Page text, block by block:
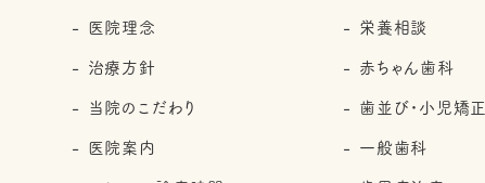
医院理念
治療方針
当院のこだわり
医院案内
栄養相談
赤ちゃん歯科
歯並び・小児矯正
一般歯科